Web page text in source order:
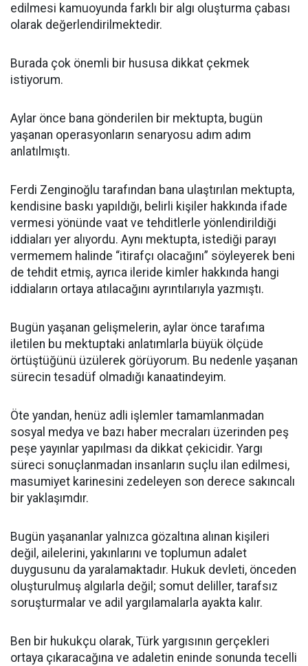
edilmesi kamuoyunda farklı bir algı oluşturma çabası
olarak değerlendirilmektedir.
Burada çok önemli bir hususa dikkat çekmek
istiyorum.
Aylar önce bana gönderilen bir mektupta, bugün
yaşanan operasyonların senaryosu adım adım
anlatılmıştı.
Ferdi Zenginoğlu tarafından bana ulaştırılan mektupta,
kendisine baskı yapıldığı, belirli kişiler hakkında ifade
vermesi yönünde vaat ve tehditlerle yönlendirildiği
iddiaları yer alıyordu. Aynı mektupta, istediği parayı
vermemem halinde “itirafçı olacağını” söyleyerek beni
de tehdit etmiş, ayrıca ileride kimler hakkında hangi
iddiaların ortaya atılacağını ayrıntılarıyla yazmıştı.
Bugün yaşanan gelişmelerin, aylar önce tarafıma
iletilen bu mektuptaki anlatımlarla büyük ölçüde
örtüştüğünü üzülerek görüyorum. Bu nedenle yaşanan
sürecin tesadüf olmadığı kanaatindeyim.
Öte yandan, henüz adli işlemler tamamlanmadan
sosyal medya ve bazı haber mecraları üzerinden peş
peşe yayınlar yapılması da dikkat çekicidir. Yargı
süreci sonuçlanmadan insanların suçlu ilan edilmesi,
masumiyet karinesini zedeleyen son derece sakıncalı
bir yaklaşımdır.
Bugün yaşananlar yalnızca gözaltına alınan kişileri
değil, ailelerini, yakınlarını ve toplumun adalet
duygusunu da yaralamaktadır. Hukuk devleti, önceden
oluşturulmuş algılarla değil; somut deliller, tarafsız
soruşturmalar ve adil yargılamalarla ayakta kalır.
Ben bir hukukçu olarak, Türk yargısının gerçekleri
ortaya çıkaracağına ve adaletin eninde sonunda tecelli